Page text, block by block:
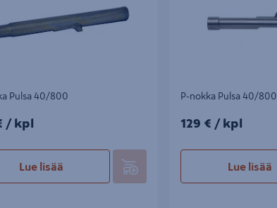
Pulsa 40/800
kpl
/ kpl
Lue lisää
P-nokka Pulsa 40/800
129€/kpl
129 € / kpl
Lue lisää